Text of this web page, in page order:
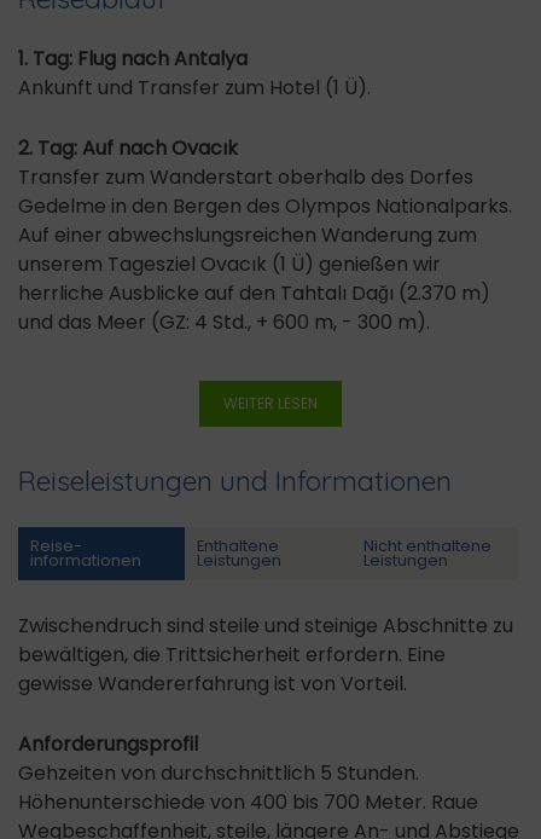
1. Tag: Flug nach Antalya
Ankunft und Transfer zum Hotel (1 Ü).
2. Tag: Auf nach Ovacık
Transfer zum Wanderstart oberhalb des Dorfes
Gedelme in den Bergen des Olympos Nationalparks.
Auf einer abwechslungsreichen Wanderung zum
unserem Tagesziel Ovacık (1 Ü) genießen wir
herrliche Ausblicke auf den Tahtalı Dağı (2.370 m)
und das Meer (GZ: 4 Std., + 600 m, - 300 m).
WEITER LESEN
Reiseleistungen und Informationen
Reise­
informationen
Enthaltene
Leistungen
Nicht enthaltene
Leistungen
Zwischendruch sind steile und steinige Abschnitte zu
bewältigen, die Trittsicherheit erfordern. Eine
gewisse Wandererfahrung ist von Vorteil.
Anforderungsprofil
Gehzeiten von durchschnittlich 5 Stunden.
Höhenunterschiede von 400 bis 700 Meter. Raue
Wegbeschaffenheit, steile, längere An- und Abstiege